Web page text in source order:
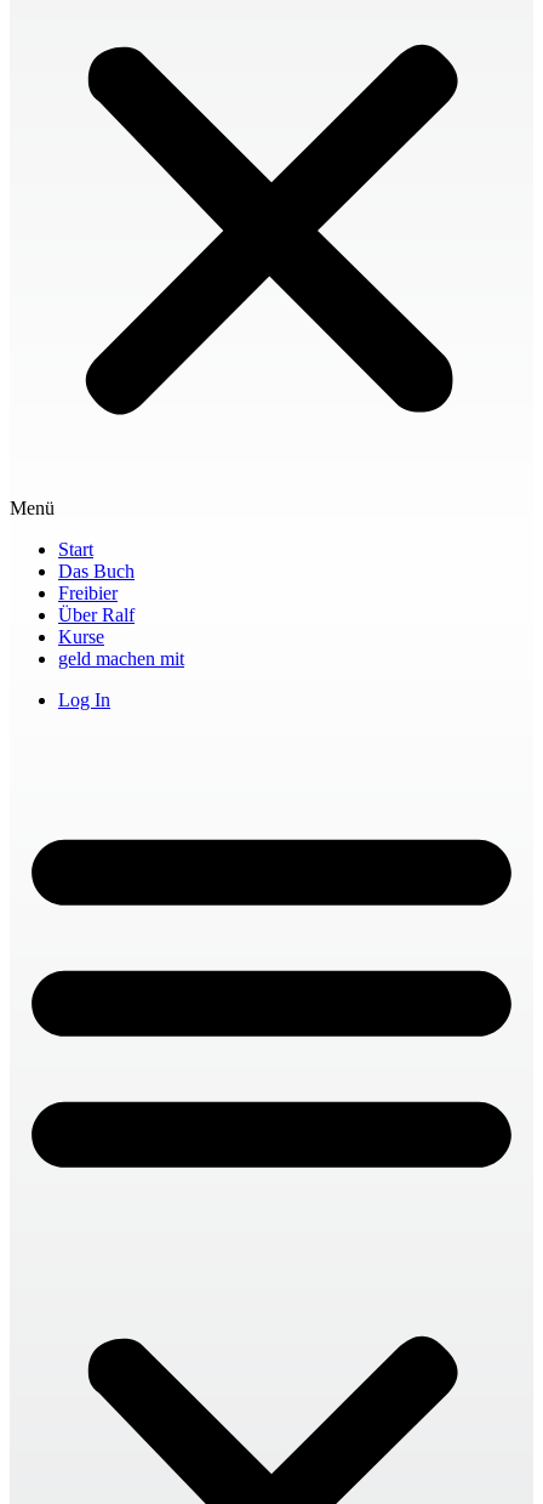
Menü
Start
Das Buch
Freibier
Über Ralf
Kurse
geld machen mit
Log In